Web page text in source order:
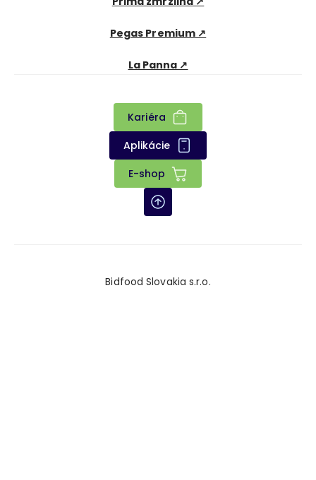
Pegas Premium ↗
La Panna ↗
Kariéra
Aplikácie
E-shop
Bidfood Slovakia s.r.o.